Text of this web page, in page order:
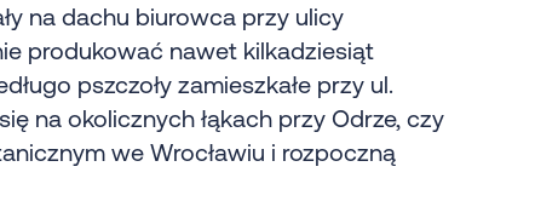
na dachu biurowca przy ulicy
produkować nawet kilkadziesiąt
pszczoły zamieszkałe przy ul.
na okolicznych łąkach przy Odrze, czy
we Wrocławiu i rozpoczną